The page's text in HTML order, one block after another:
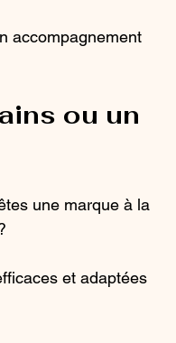
accompagnement
ou un
une marque à la
et adaptées